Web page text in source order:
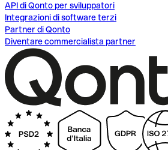
API di Qonto per sviluppatori
Integrazioni di software terzi
Partner di Qonto
Diventare commercialista partner